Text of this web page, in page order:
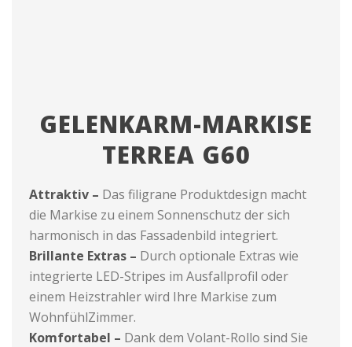
GELENKARM-MARKISE
TERREA G60
Attraktiv – Das filigrane Produktdesign macht
die Markise zu einem Sonnenschutz der sich
harmonisch in das Fassadenbild integriert.
Brillante Extras – Durch optionale Extras wie
integrierte LED-Stripes im Ausfallprofil oder
einem Heizstrahler wird Ihre Markise zum
WohnfühlZimmer.
Komfortabel – Dank dem Volant-Rollo sind Sie